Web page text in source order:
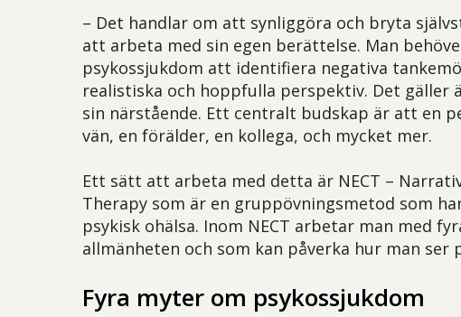
– Det handlar om att synliggöra och bryta
att arbeta med sin egen berättelse. Man
psykossjukdom att identifiera negativa
realistiska och hoppfulla perspektiv. Det gäller
sin närstående. Ett centralt budskap är att en
vän, en förälder, en kollega, och mycket mer.
Ett sätt att arbeta med detta är NECT –
Therapy som är en gruppövningsmetod som
psykisk ohälsa. Inom NECT arbetar man med
allmänheten och som kan påverka hur man ser
Fyra myter om psykossjukdom